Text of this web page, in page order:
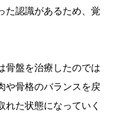
た認識があるため、覚
骨盤を治療したのでは
や骨格のバランスを戻
た状態になっていく